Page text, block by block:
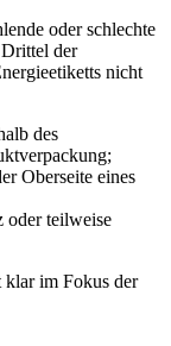
oder schlechte
der
nicht
des
Oberseite eines
oder teilweise
klar im Fokus der